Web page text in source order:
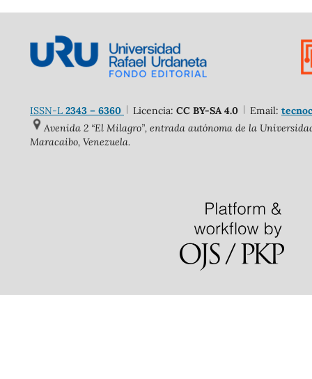
ISSN-L2343 – 6360 Licencia: CC BY-SA 4.0 Email:
Avenida 2 “El Milagro”, entrada autónoma de la
Maracaibo, Venezuela.